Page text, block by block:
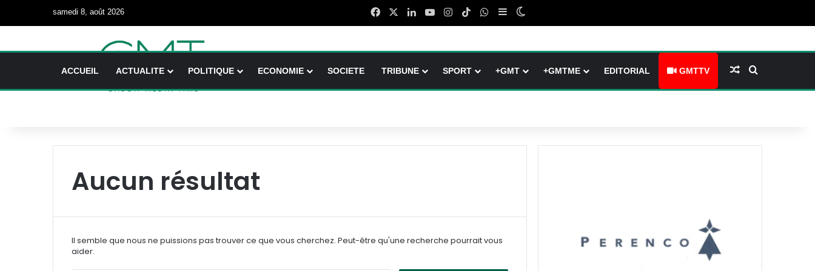
samedi 8, août 2026 FacebookLinkedinYouTubeInstagram
TikTokWhatsApp
Sidebar (barre latérale)
Switch skin
ACCUEIL ACTUALITE POLITIQUE ECONOMIE SOCIETE TRIBUNE SPORT +GMT +GMTME EDITORIAL GMTTV Article Aléatoire
Aucun résultat
Il semble que nous ne puissions pas trouver ce que vous cherchez. Peut-être qu'une recherche pourrait vous
aider.